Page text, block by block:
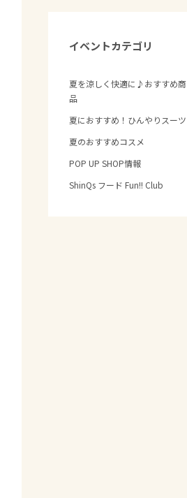
イベントカテゴリ
夏を涼しく快適に♪おすすめ商
品
夏におすすめ！ひんやりスーツ
夏のおすすめコスメ
POP UP SHOP情報
ShinQs フード Fun!! Club